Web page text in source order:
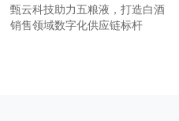
甄云科技助力五粮液，打造白酒
销售领域数字化供应链标杆